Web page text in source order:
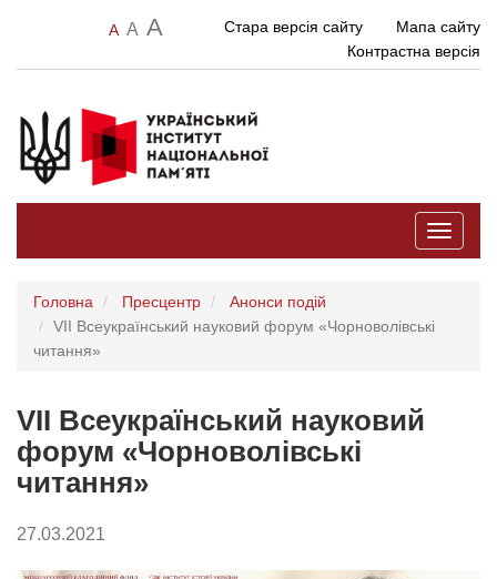
A A A Стара версія сайту
Мапа сайту
Контрастна версія
Toggle
Головна Пресцентр
Анонси подій
VІІ Всеукраїнський науковий форум «Чорноволівські
читання»
VІІ Всеукраїнський науковий
форум «Чорноволівські
читання»
27.03.2021